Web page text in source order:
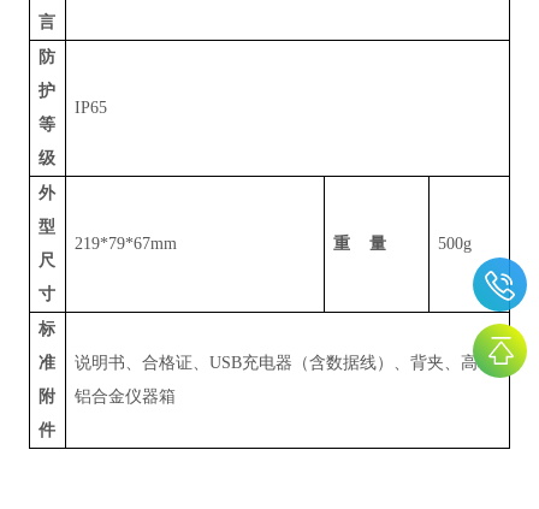
言
防
护
等
级
IP65
外
型
尺
寸
219*79*67mm 重 量 500g
标
准
附
件
说明书、合格证、USB充电器（含数据线）、背夹、高档
铝合金仪器箱